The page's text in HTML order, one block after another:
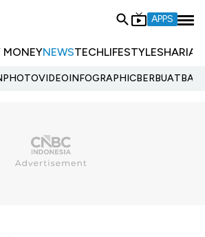
APPS
MONEYNEWSTECHLIFESTYLESHARIA
PHOTOVIDEOINFOGRAPHIC